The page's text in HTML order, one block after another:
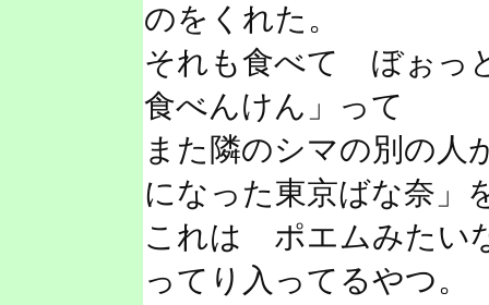
のをくれた。
それも食べて ぼぉっ
食べんけん」って
また隣のシマの別の
になった東京ばな奈」
これは ポエムみたい
ってり入ってるやつ。